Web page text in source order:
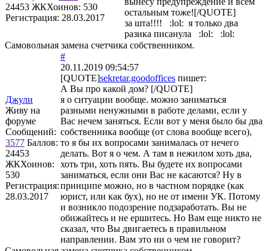
24453 ЖКХоинов: 530
Регистрация: 28.03.2017
остальным тоже![/QUOTE]
за шта!!!! :lol: я только два
разика писанула :lol: :lol:
Самовольная замена счетчика собственником.
Джули
Живу на
форуме
Сообщений:
3577 Баллов:
24453
ЖКХоинов:
530
Регистрация:
28.03.2017
#
20.11.2019 09:54:57
[QUOTE]sekretar.goodoffices пишет:
А Вы про какой дом? [/QUOTE]
я о ситуации вообще. можно заниматься
разными ненужными в работе делами, если у
Вас нечем заняться. Если вот у меня было бы два
собственника вообще (от слова вообще всего),
то я бы их вопросами занималась от нечего
делать. Вот я о чем. А там в нежилом хоть два,
хоть три, хоть пять. Вы будете их вопросами
заниматься, если они Вас не касаются? Ну в
принципе можно, но в частном порядке (как
юрист, или как бух), но не от имени УК. Потому
и возникло подозрение подзаработать. Вы не
обижайтесь и не ершитесь. Но Вам еще никто не
сказал, что Вы двигаетесь в правильном
направлении. Вам это ни о чем не говорит?